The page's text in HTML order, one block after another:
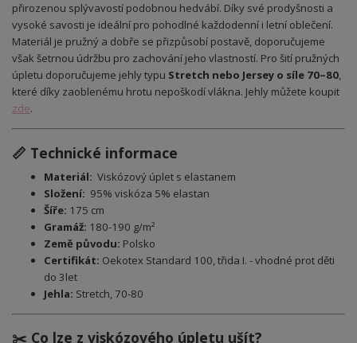
přirozenou splývavostí podobnou hedvábí. Díky své prodyšnosti a
vysoké savosti je ideální pro pohodlné každodenní i letní oblečení.
Materiál je pružný a dobře se přizpůsobí postavě, doporučujeme
však šetrnou údržbu pro zachování jeho vlastností. Pro šití pružných
úpletu doporučujeme jehly typu Stretch nebo Jersey o síle 70–80,
které díky zaoblenému hrotu nepoškodí vlákna. Jehly můžete koupit
zde.
📏 Technické informace
Materiál: Viskózový úplet s elastanem
Složení: 95% viskóza 5% elastan
Šíře: 175 cm
Gramáž: 180-190 g/m²
Země původu: Polsko
Certifikát: Oekotex Standard 100, třida I. - vhodné prot děti
do 3let
Jehla: Stretch, 70-80
✂️ Co lze z viskózového úpletu ušít?